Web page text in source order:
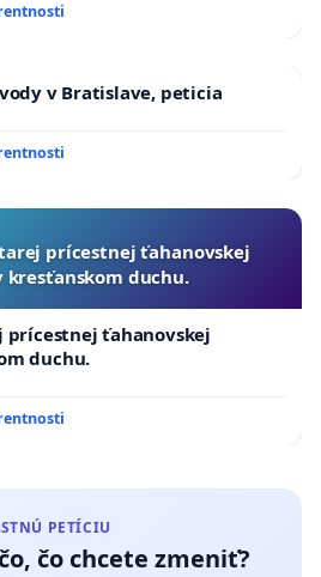
v Bratislave, peticia
prícestnej ťahanovskej
kresťanskom duchu.
prícestnej ťahanovskej
duchu.
PETÍCIU
čo chcete zmeniť?